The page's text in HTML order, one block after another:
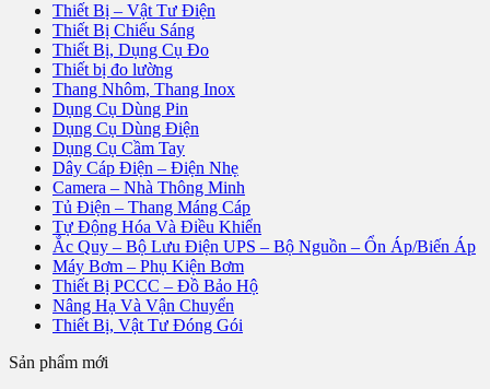
Thiết Bị – Vật Tư Điện
Thiết Bị Chiếu Sáng
Thiết Bị, Dụng Cụ Đo
Thiết bị đo lường
Thang Nhôm, Thang Inox
Dụng Cụ Dùng Pin
Dụng Cụ Dùng Điện
Dụng Cụ Cầm Tay
Dây Cáp Điện – Điện Nhẹ
Camera – Nhà Thông Minh
Tủ Điện – Thang Máng Cáp
Tự Động Hóa Và Điều Khiển
Ắc Quy – Bộ Lưu Điện UPS – Bộ Nguồn – Ổn Áp/Biến Áp
Máy Bơm – Phụ Kiện Bơm
Thiết Bị PCCC – Đồ Bảo Hộ
Nâng Hạ Và Vận Chuyển
Thiết Bị, Vật Tư Đóng Gói
Sản phẩm mới